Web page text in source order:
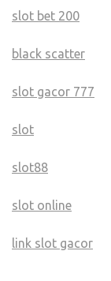
slot bet 200
black scatter
slot gacor 777
slot
slot88
slot online
link slot gacor